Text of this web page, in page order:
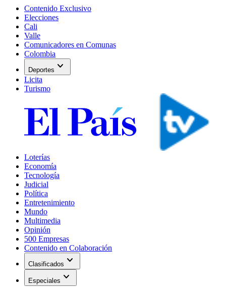
Contenido Exclusivo
Elecciones
Cali
Valle
Comunicadores en Comunas
Colombia
Deportes expand_more
Licita
Turismo
Loterías
Economía
Tecnología
Judicial
Política
Entretenimiento
Mundo
Multimedia
Opinión
500 Empresas
Contenido en Colaboración
Clasificados expand_more
Especiales expand_more